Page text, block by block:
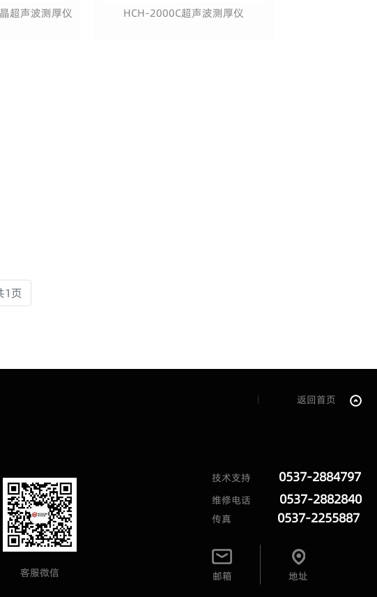
超声波测厚仪 HCH-2000C超声波测厚仪
1页
返回首页
客服微信
技术支持 0537-2884797
维修电话 0537-2882840
传真 0537-2255887
邮箱 地址